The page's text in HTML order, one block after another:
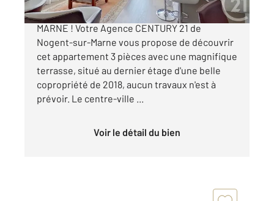
APPARTEMENT A VENDRE - NOGENT-SUR-
MARNE ! Votre Agence CENTURY 21 de
Nogent-sur-Marne vous propose de découvrir
cet appartement 3 pièces avec une magnifique
terrasse, situé au dernier étage d'une belle
copropriété de 2018, aucun travaux n'est à
prévoir. Le centre-ville ...
Voir le détail du bien